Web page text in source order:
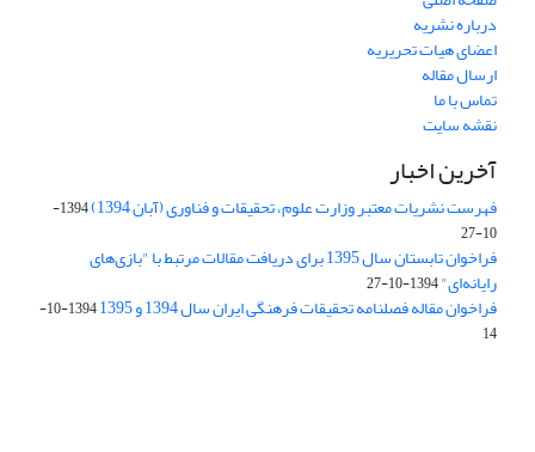
درباره نشریه
اعضای هیات تحریریه
ارسال مقاله
تماس با ما
نقشه سایت
آخرین اخبار
فهرست نشریات معتبر وزارت علوم، تحقیقات و فناوری (آبان 1394)
1394-
10-27
فراخوان تابستان سال 1395 برای دریافت مقالات مرتبط با "بازی‌های
رایانه‌ای"1394-10-27
فراخوان مقاله فصلنامه تحقیقات فرهنگی ایران سال 1394 و 1395
1394-10-
14